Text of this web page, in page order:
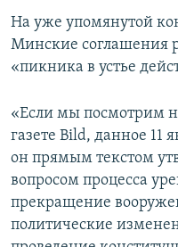
На уже упомянутой
Минские соглашения
«пикника в устье
«Если мы посмотрим
газете Bild, данное 11
он прямым текстом
вопросом процесса
прекращение
политические